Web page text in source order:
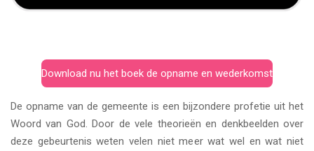
Download nu het boek de opname en wederkomst
De opname van de gemeente is een bijzondere profetie uit het
Woord van God. Door de vele theorieën en denkbeelden over
deze gebeurtenis weten velen niet meer wat wel en wat niet